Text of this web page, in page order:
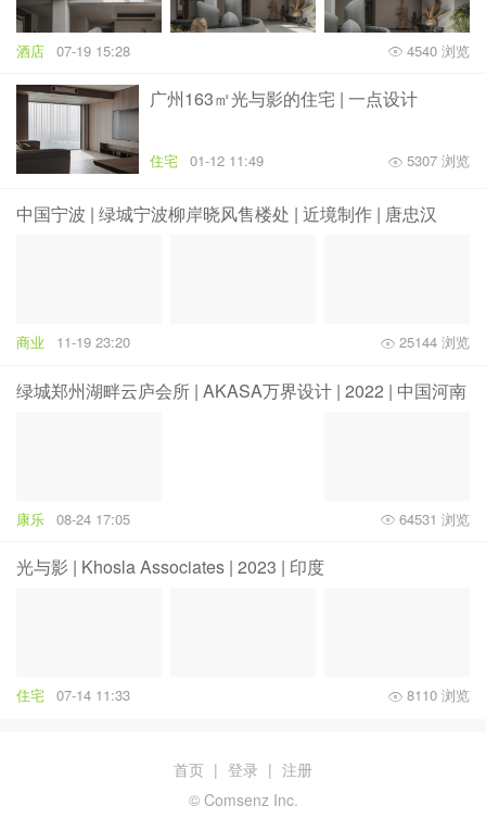
酒店 07-19 15:28 4540 浏览
广州163㎡光与影的住宅 | 一点设计
住宅 01-12 11:49 5307 浏览
中国宁波 | 绿城宁波柳岸晓风售楼处 | 近境制作 | 唐忠汉
商业 11-19 23:20 25144 浏览
绿城郑州湖畔云庐会所 | AKASA万界设计 | 2022 | 中国河南
康乐 08-24 17:05 64531 浏览
光与影 | Khosla Associates | 2023 | 印度
住宅 07-14 11:33 8110 浏览
首页 | 登录 | 注册
© Comsenz Inc.